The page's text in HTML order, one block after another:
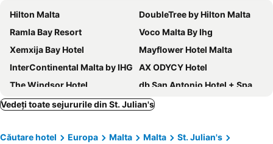
Hilton Malta
DoubleTree by Hilton Malta
Ramla Bay Resort
Voco Malta By Ihg
Xemxija Bay Hotel
Mayflower Hotel Malta
InterContinental Malta by IHG
AX ODYCY Hotel
The Windsor Hotel
db San Antonio Hotel + Spa All Inclusive
Soreda Hotel
QAWRA Palace Resort & SPA
Vivaldi Hotel
Mercure St. Julian's Malta
Vedeți toate sejururile din St. Julian's
Căutare hotel Europa Malta Malta
St. Julian's